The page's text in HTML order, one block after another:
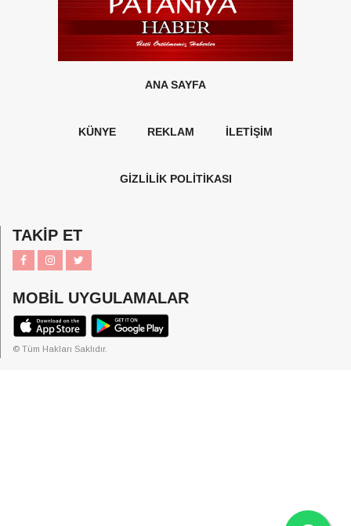
ANA SAYFA
KÜNYE REKLAM İLETİŞİM
GİZLİLİK POLİTİKASI
TAKİP ET
MOBİL UYGULAMALAR
© Tüm Hakları Saklıdır.